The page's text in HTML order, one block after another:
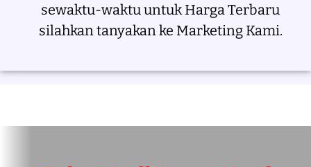
sewaktu-waktu untuk Harga Terbaru
silahkan tanyakan ke Marketing Kami.